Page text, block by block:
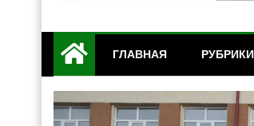
"Дружба" —
ГЛАВНАЯ РУБРИКИ